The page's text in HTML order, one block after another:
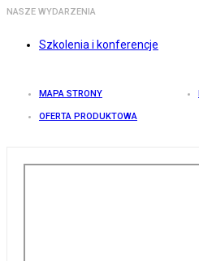
NASZE WYDARZENIA
Szkolenia i konferencje
MAPA STRONY
OFERTA PRODUKTOWA